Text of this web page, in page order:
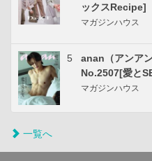
ックスRecipe]
マガジンハウス
5
anan（アンア
No.2507[愛と
マガジンハウス
一覧へ